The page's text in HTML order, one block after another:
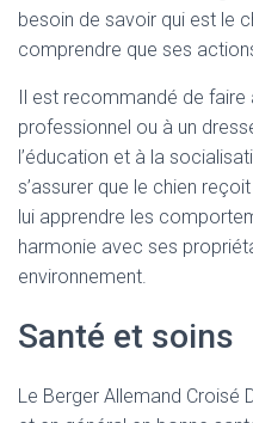
besoin de savoir qui est le
comprendre que ses
Il est recommandé de faire
professionnel ou à un
l’éducation et à la
s’assurer que le chien
lui apprendre les
harmonie avec ses
environnement.
Santé et soins
Le Berger Allemand Croisé